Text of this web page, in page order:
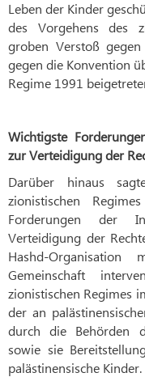
Leben der Kinder
des Vorgehens des
groben Verstoß
gegen die Konvention
Regime 1991
Wichtigste
zur Verteidigung der
Darüber hinaus
zionistischen
Forderungen der
Verteidigung der
Hashd-
Gemeinschaft
zionistischen Regimes
der an
durch die Behörden
sowie sie
palästinensische Kinder.